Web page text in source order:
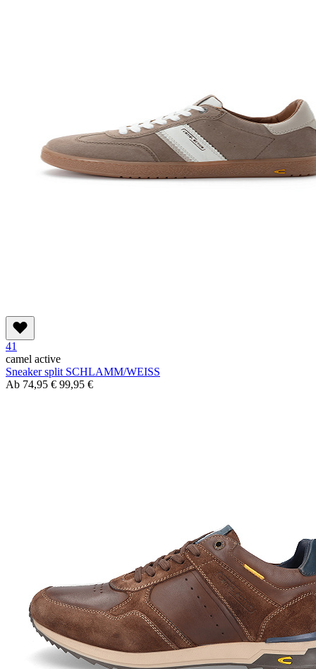
41
camel active
Sneaker split SCHLAMM/WEISS
Ab 74,95 € 99,95 €